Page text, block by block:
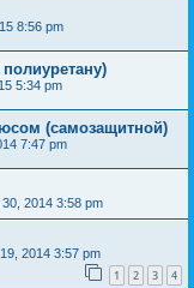
8:56 pm
5:34 pm
(самозащитной)
7:47 pm
2014 3:58 pm
2014 3:57 pm
1 2 3 4